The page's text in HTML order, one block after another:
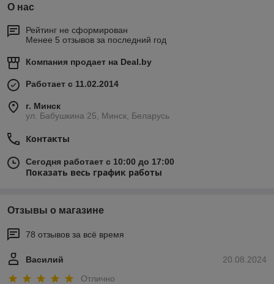
О нас
Рейтинг не сформирован
Менее 5 отзывов за последний год
Компания продает на Deal.by
Работает с 11.02.2014
г. Минск
ул. Бабушкина 25, Минск, Беларусь
Контакты
Сегодня работает с 10:00 до 17:00
Показать весь график работы
Отзывы о магазине
78 отзывов за всё время
20.08.2024
Василий
Отлично